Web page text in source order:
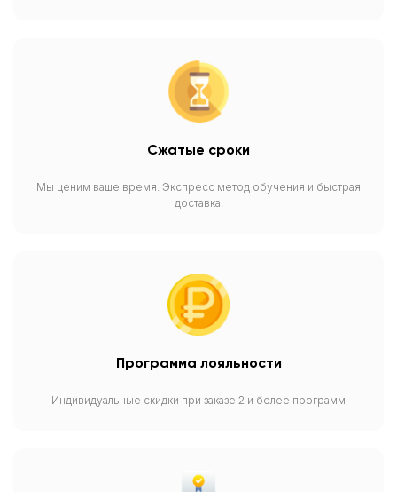
Сжатые сроки
Мы ценим ваше время. Экспресс метод обучения и быстрая
доставка.
Программа лояльности
Индивидуальные скидки при заказе 2 и более программ